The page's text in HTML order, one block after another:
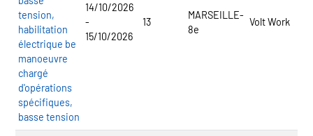
tension,
habilitation
électrique be
manoeuvre
chargé
d'opérations
spécifiques,
basse tension
14/10/2026
-
15/10/2026
13
MARSEILLE-
8e
Volt Work